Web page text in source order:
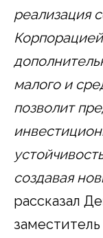
реализация
малого и
позволит
создавая
рассказал